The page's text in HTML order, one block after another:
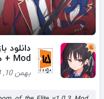
+ Mod مود شده برای اندروید
بهمن 10, 1404 (6 ماه قبل)